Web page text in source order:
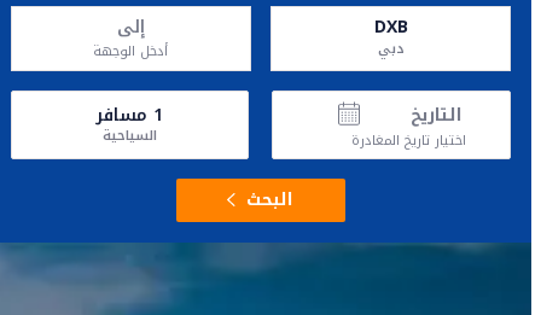
DXB
دبي
إلى
أدخل الوجهة
التاريخ
اختيار تاريخ المغادرة
1 مسافر
السياحية
البحث